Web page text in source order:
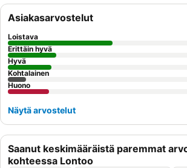
buffetaamiaista
kannattaa pyytää huonetta, joka ei ole
Saanut keskimääräistä paremmat
kohteessa Lontoo
Asiakasarvostelut
Loistava
Erittäin hyvä
Hyvä
Kohtalainen
Huono
Näytä arvostelut